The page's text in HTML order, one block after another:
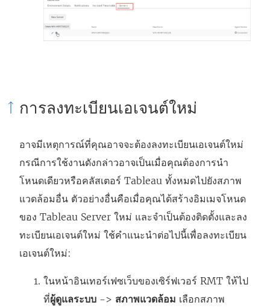
การลงทะเบียนเอเจนต์ใหม่
อาจมีเหตุการณ์ที่คุณอาจจะต้องลงทะเบียนเอเจนต์ใหม่
กรณีการใช้งานดังกล่าวอาจเป็นเมื่อคุณต้องการนำ
โหนดเดียวหรือคลัสเตอร์ Tableau ทั้งหมดไปยังสภาพ
แวดล้อมอื่น ตัวอย่างอื่นคือเมื่อคุณได้สร้างอิมเมจโหนด
ของ Tableau Server ใหม่ และจำเป็นต้องติดตั้งและลง
ทะเบียนเอเจนต์ใหม่ ใช้คำแนะนำต่อไปนี้เพื่อลงทะเบียน
เอเจนต์ใหม่:
ในหน้าอินเทอร์เฟซเว็บของเซิร์ฟเวอร์ RMT ให้ไป
ที่ผู้ดูแลระบบ -> สภาพแวดล้อม เลือกสภาพ